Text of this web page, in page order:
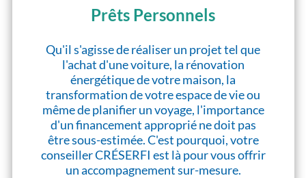
Prêts Personnels
Qu'il s'agisse de réaliser un projet tel que
l'achat d'une voiture, la rénovation
énergétique de votre maison, la
transformation de votre espace de vie ou
même de planifier un voyage, l'importance
d'un financement approprié ne doit pas
être sous-estimée. C'est pourquoi, votre
conseiller CRÉSERFI est là pour vous offrir
un accompagnement sur-mesure.